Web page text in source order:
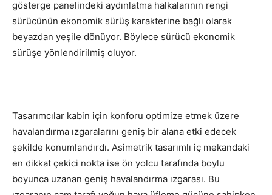
gösterge panelindeki aydınlatma halkalarının rengi
sürücünün ekonomik sürüş karakterine bağlı olarak
beyazdan yeşile dönüyor. Böylece sürücü ekonomik
sürüşe yönlendirilmiş oluyor.
Tasarımcılar kabin için konforu optimize etmek üzere
havalandırma ızgaralarını geniş bir alana etki edecek
şekilde konumlandırdı. Asimetrik tasarımlı iç mekandaki
en dikkat çekici nokta ise ön yolcu tarafında boylu
boyunca uzanan geniş havalandırma ızgarası. Bu